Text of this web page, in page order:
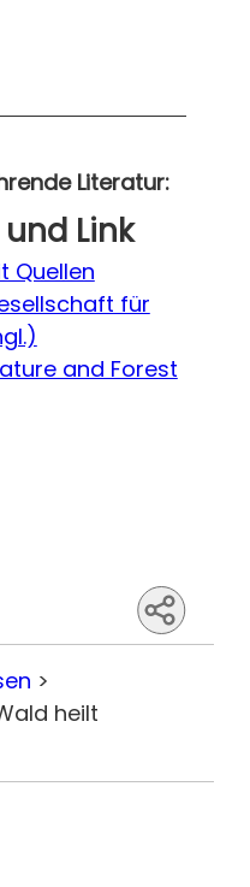
Literatur:
Link
Quellen
für
and Forest
>
heilt